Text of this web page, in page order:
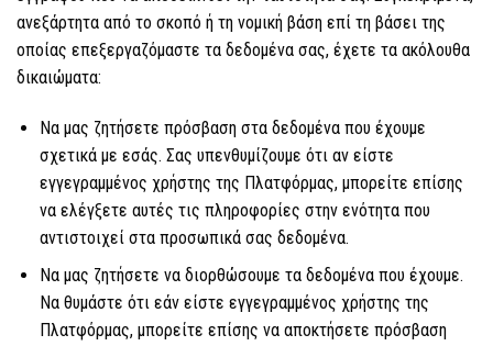
ανεξάρτητα από το σκοπό ή τη νομική βάση επί τη βάσει της
οποίας επεξεργαζόμαστε τα δεδομένα σας, έχετε τα ακόλουθα
δικαιώματα:
Να μας ζητήσετε πρόσβαση στα δεδομένα που έχουμε
σχετικά με εσάς. Σας υπενθυμίζουμε ότι αν είστε
εγγεγραμμένος χρήστης της Πλατφόρμας, μπορείτε επίσης
να ελέγξετε αυτές τις πληροφορίες στην ενότητα που
αντιστοιχεί στα προσωπικά σας δεδομένα.
Να μας ζητήσετε να διορθώσουμε τα δεδομένα που έχουμε.
Να θυμάστε ότι εάν είστε εγγεγραμμένος χρήστης της
Πλατφόρμας, μπορείτε επίσης να αποκτήσετε πρόσβαση